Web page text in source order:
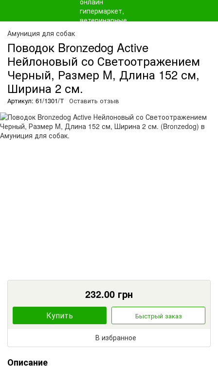
Амуниция для собак
Поводок Bronzedog Active
Нейлоновый со Светоотражением
Черный, Размер M, Длина 152 см,
Ширина 2 см.
Артикул: 61/1301/Т Оставить отзыв
232.00 грн
Купить Быстрый заказ
В избранное
Описание